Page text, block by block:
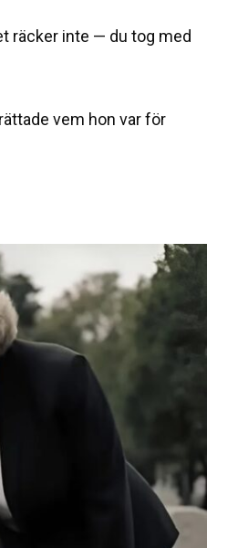
räcker inte — du tog med
vem hon var för